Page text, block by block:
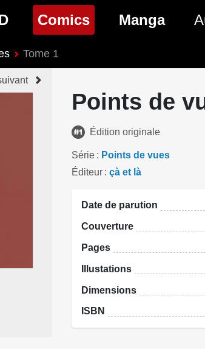
BD
sorties BD
Comics(page courante)
Nouveautés Comics
Manga
Tome 1
Points de
Édition originale
Série
Points de vues
Éditeur
çà et là
Date de parution
Couverture
Pages
Illustations
Dimensions
ISBN